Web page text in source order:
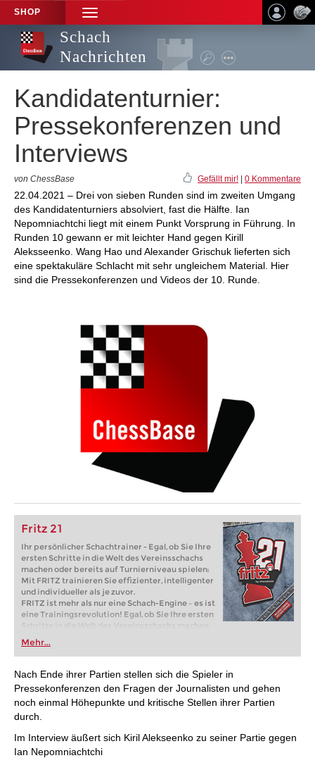
SHOP
TOGGLE
NAVIGATION
Schach
Nachrichten
Kandidatenturnier:
Pressekonferenzen und
Interviews
von ChessBase Gefällt mir! 0 Kommentare
22.04.2021 – Drei von sieben Runden sind im zweiten Umgang
des Kandidatenturniers absolviert, fast die Hälfte. Ian
Nepomniachtchi liegt mit einem Punkt Vorsprung in Führung. In
Runden 10 gewann er mit leichter Hand gegen Kirill
Aleksseenko. Wang Hao und Alexander Grischuk lieferten sich
eine spektakuläre Schlacht mit sehr ungleichem Material. Hier
sind die Pressekonferenzen und Videos der 10. Runde.
Fritz 21
Ihr persönlicher Schachtrainer - Egal, ob Sie Ihre
ersten Schritte in die Welt des Vereinsschachs
machen oder bereits auf Turnierniveau spielen:
Mit FRITZ trainieren Sie effizienter, intelligenter
und individueller als je zuvor.
FRITZ ist mehr als nur eine Schach-Engine – es ist
eine Trainingsrevolution! Egal, ob Sie Ihre ersten
Schritte in die Welt des Vereinsschachs machen
oder bereits auf Turnierniveau spielen: Mit
FRITZ trainieren Sie effizienter, intelligenter und
individueller als je zuvor.
Mehr...
Nach Ende ihrer Partien stellen sich die Spieler in
Pressekonferenzen den Fragen der Journalisten und gehen
noch einmal Höhepunkte und kritische Stellen ihrer Partien
durch.
Im Interview äußert sich Kiril Alekseenko zu seiner Partie gegen
Ian Nepomniachtchi